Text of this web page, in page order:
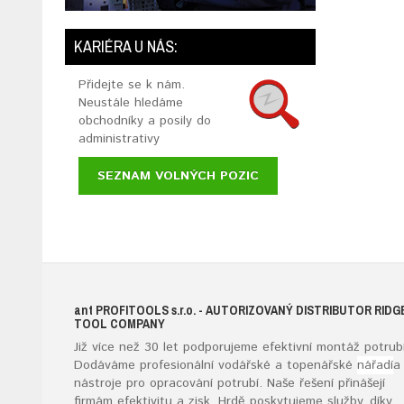
KARIÉRA U NÁS:
Přidejte se k nám.
Neustále hledáme
obchodníky a posily do
administrativy
SEZNAM VOLNÝCH POZIC
ant PROFITOOLSs.r.o. - AUTORIZOVANÝ DISTRIBUTOR
TOOL COMPANY
Již více než 30 let podporujeme efektivní montáž
Dodáváme profesionální vodářské a topenářské nářadía
nástroje pro opracování potrubí. Naše řešení přinášejí